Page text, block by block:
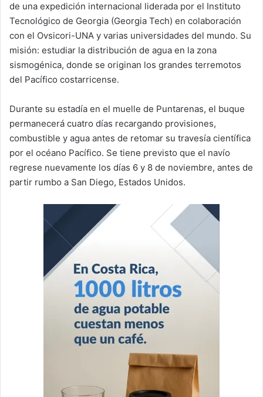
de una expedición internacional liderada por el Instituto
Tecnológico de Georgia (Georgia Tech) en colaboración
con el Ovsicori-UNA y varias universidades del mundo. Su
misión: estudiar la distribución de agua en la zona
sismogénica, donde se originan los grandes terremotos
del Pacífico costarricense.
Durante su estadía en el muelle de Puntarenas, el buque
permanecerá cuatro días recargando provisiones,
combustible y agua antes de retomar su travesía científica
por el océano Pacífico. Se tiene previsto que el navío
regrese nuevamente los días 6 y 8 de noviembre, antes de
partir rumbo a San Diego, Estados Unidos.